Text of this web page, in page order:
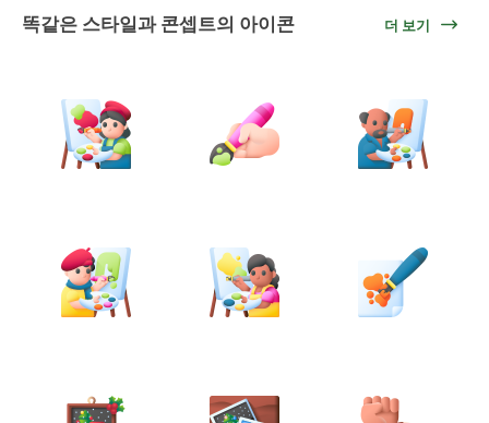
똑같은 스타일과 콘셉트의 아이콘 더 보기